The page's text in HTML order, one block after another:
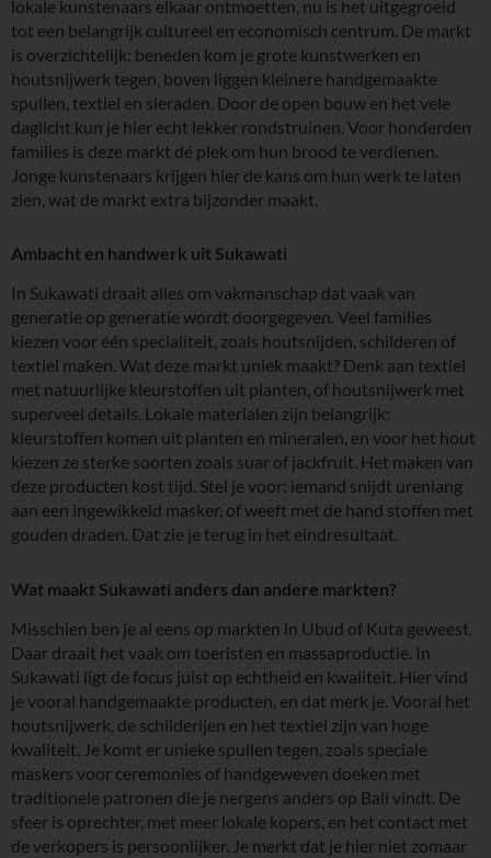
lokale kunstenaars elkaar ontmoetten, nu is het uitgegroeid
tot een belangrijk cultureel en economisch centrum. De markt
is overzichtelijk: beneden kom je grote kunstwerken en
houtsnijwerk tegen, boven liggen kleinere handgemaakte
spullen, textiel en sieraden. Door de open bouw en het vele
daglicht kun je hier echt lekker rondstruinen. Voor honderden
families is deze markt dé plek om hun brood te verdienen.
Jonge kunstenaars krijgen hier de kans om hun werk te laten
zien, wat de markt extra bijzonder maakt.
Ambacht en handwerk uit Sukawati
In Sukawati draait alles om vakmanschap dat vaak van
generatie op generatie wordt doorgegeven. Veel families
kiezen voor één specialiteit, zoals houtsnijden, schilderen of
textiel maken. Wat deze markt uniek maakt? Denk aan textiel
met natuurlijke kleurstoffen uit planten, of houtsnijwerk met
superveel details. Lokale materialen zijn belangrijk:
kleurstoffen komen uit planten en mineralen, en voor het hout
kiezen ze sterke soorten zoals suar of jackfruit. Het maken van
deze producten kost tijd. Stel je voor: iemand snijdt urenlang
aan een ingewikkeld masker, of weeft met de hand stoffen met
gouden draden. Dat zie je terug in het eindresultaat.
Wat maakt Sukawati anders dan andere markten?
Misschien ben je al eens op markten in Ubud of Kuta geweest.
Daar draait het vaak om toeristen en massaproductie. In
Sukawati ligt de focus juist op echtheid en kwaliteit. Hier vind
je vooral handgemaakte producten, en dat merk je. Vooral het
houtsnijwerk, de schilderijen en het textiel zijn van hoge
kwaliteit. Je komt er unieke spullen tegen, zoals speciale
maskers voor ceremonies of handgeweven doeken met
traditionele patronen die je nergens anders op Bali vindt. De
sfeer is oprechter, met meer lokale kopers, en het contact met
de verkopers is persoonlijker. Je merkt dat je hier niet zomaar